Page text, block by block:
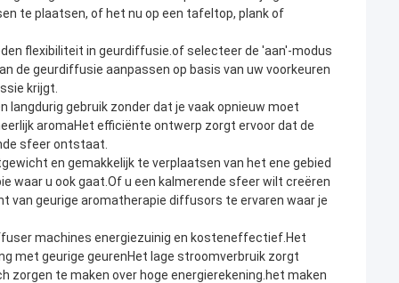
te plaatsen, of het nu op een tafeltop, plank of
flexibiliteit in geurdiffusie.of selecteer de 'aan'-modus
de geurdiffusie aanpassen op basis van uw voorkeuren
krijgt.
langdurig gebruik zonder dat je vaak opnieuw moet
aromaHet efficiënte ontwerp zorgt ervoor dat de
sfeer ontstaat.
en gemakkelijk te verplaatsen van het ene gebied
waar u ook gaat.Of u een kalmerende sfeer wilt creëren
van geurige aromatherapie diffusors te ervaren waar je
machines energiezuinig en kosteneffectief.Het
met geurige geurenHet lage stroomverbruik zorgt
zorgen te maken over hoge energierekening.het maken